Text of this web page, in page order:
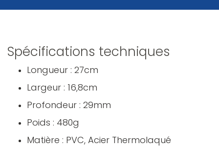
Spécifications techniques
Longueur : 27cm
Largeur : 16,8cm
Profondeur : 29mm
Poids : 480g
Matière : PVC, Acier Thermolaqué